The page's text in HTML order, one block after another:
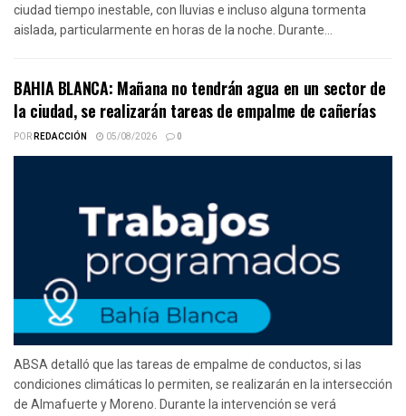
ciudad tiempo inestable, con lluvias e incluso alguna tormenta
aislada, particularmente en horas de la noche. Durante...
BAHIA BLANCA: Mañana no tendrán agua en un sector de
la ciudad, se realizarán tareas de empalme de cañerías
PORREDACCIÓN 05/08/2026 0
ABSA detalló que las tareas de empalme de conductos, si las
condiciones climáticas lo permiten, se realizarán en la intersección
de Almafuerte y Moreno. Durante la intervención se verá